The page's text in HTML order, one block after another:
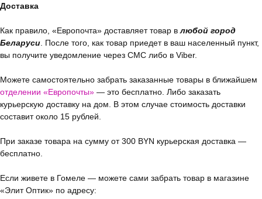
Доставка
Как правило, «Европочта» доставляет товар влюбой город
Беларуси. После того, как товар приедет в ваш населенный пункт,
вы получите уведомление через СМС либо в Viber.
Можете самостоятельно забрать заказанные товары в ближайшем
отделении «Европочты» — это бесплатно. Либо заказать
курьерскую доставку на дом. В этом случае стоимость доставки
составит около 15 рублей.
При заказе товара на сумму от 300 BYN курьерская доставка —
бесплатно.
Если живете в Гомеле — можете сами забрать товар в магазине
«Элит Оптик» по адресу: